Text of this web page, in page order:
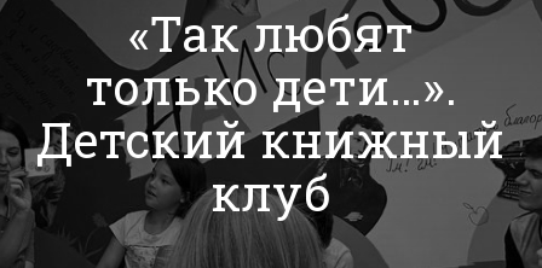
«Так любят
только дети…».
Детский книжный
клуб